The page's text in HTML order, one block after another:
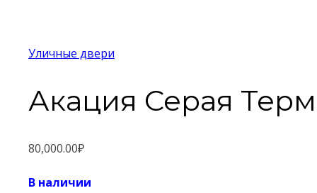
Уличные двери
Акация Серая
80,000.00₽
В наличии